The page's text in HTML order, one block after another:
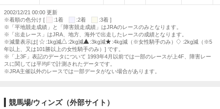
2002/12/21 00:00 更新
※着順の色分け [
:1着 :2着
:3着 ]
※「平地競走成績」と「障害競走成績」はJRAのレースのみとなります。
※「出走レース」はJRA、地方、海外で出走したレースの成績となります。
※減量表示は[
:1kg減 :2kg減 :3kg減 :4kg減（※女性騎手のみ）
:2kg減（※5
年以上、又は101勝以上の女性騎手のみ）] です。
※「上3F」表記のデータについて 1993年4月以前では一部のレースが上4F、障害レー
スに関しては平均Fで計測されたデータです。
※JRA主催以外のレースでは一部データがない場合があります。
競馬場/ウィンズ（外部サイト）